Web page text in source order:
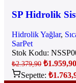
SP Hidrolik
Hidrolik Yağlar,
SarPet
Stok Kodu:
₺2.379,90 ₺1.959,90
Sepette: ₺